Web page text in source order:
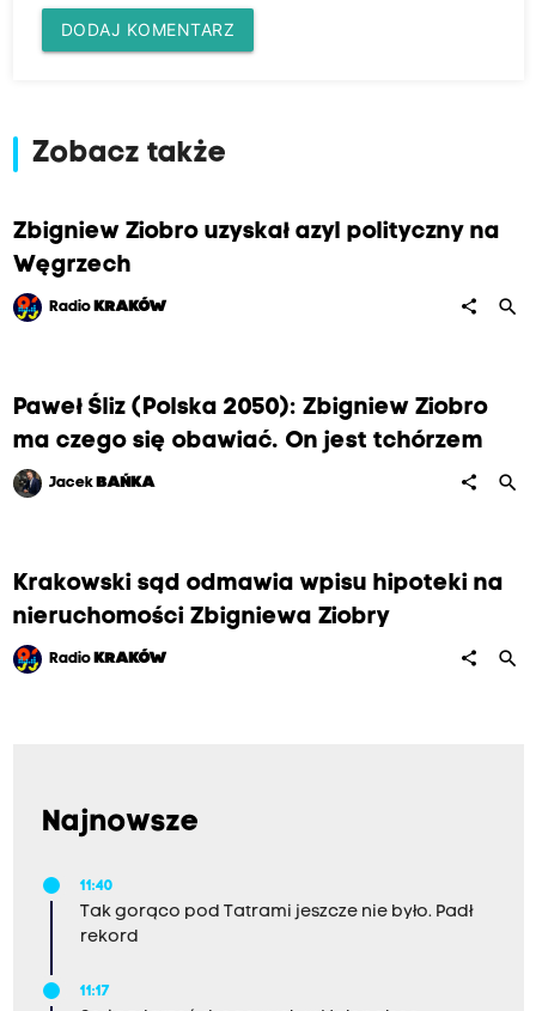
DODAJ KOMENTARZ
Zobacz także
Zbigniew Ziobro uzyskał azyl polityczny na
Węgrzech
Radio KRAKÓW share search
Paweł Śliz (Polska 2050): Zbigniew Ziobro
ma czego się obawiać. On jest tchórzem
Jacek BAŃKA share search
Krakowski sąd odmawia wpisu hipoteki na
nieruchomości Zbigniewa Ziobry
Radio KRAKÓW share search
Najnowsze
11:40
Tak gorąco pod Tatrami jeszcze nie było. Padł
rekord
11:17